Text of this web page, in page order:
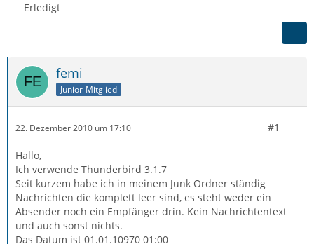
Erledigt
femi
Junior-Mitglied
22. Dezember 2010 um 17:10 #1
Hallo,
Ich verwende Thunderbird 3.1.7
Seit kurzem habe ich in meinem Junk Ordner ständig
Nachrichten die komplett leer sind, es steht weder ein
Absender noch ein Empfänger drin. Kein Nachrichtentext
und auch sonst nichts.
Das Datum ist 01.01.10970 01:00